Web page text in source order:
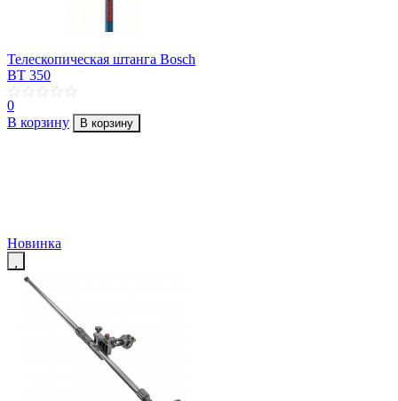
Телескопическая штанга Bosch
BT 350
0
В корзину
В корзину
Новинка